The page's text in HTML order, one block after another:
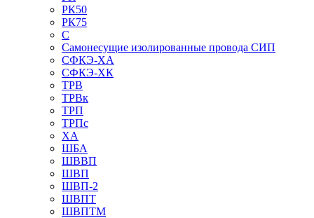
РК50
РК75
С
Самонесущие изолированные провода СИП
СФКЭ-ХА
СФКЭ-ХК
ТРВ
ТРВк
ТРП
ТРПс
ХА
ШБА
ШВВП
ШВП
ШВП-2
ШВПТ
ШВПТМ